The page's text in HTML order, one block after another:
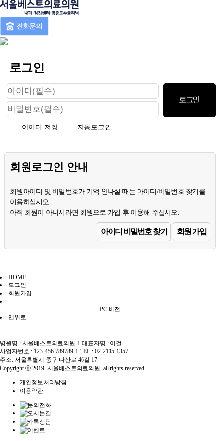
로그인
아이디 저장 자동로그인
회원로그인 안내
회원아이디 및 비밀번호가 기억 안나실 때는 아이디/비밀번호 찾기를
이용하십시오.
아직 회원이 아니시라면 회원으로 가입 후 이용해 주십시오.
아이디 비밀번호 찾기 회원 가입
HOME
로그인
회원가입
PC 버전
맨위로
병원명 : 서울베스트의료의원 I 대표자명 : 이걸
사업자번호 : 123-456-789789 I TEL : 02-2135-1357
주소: 서울특별시 중구 다산로 46길 17
Copyright ⓒ 2019. 서울베스트의료의원. all rights reserved.
개인정보처리방침
이용약관